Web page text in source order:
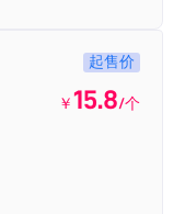
起售价
￥15.8/个